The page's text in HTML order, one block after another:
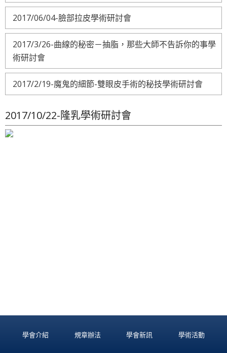
2017/06/04-臉部拉皮學術研討會
2017/3/26-曲線的秘密－抽脂，那些大師不告訴你的事學
術研討會
2017/2/19-魔鬼的細節-雙眼皮手術的秘技學術研討會
2017/10/22-隆乳學術研討會
學會介紹 規章辦法 學會新訊 學術活動